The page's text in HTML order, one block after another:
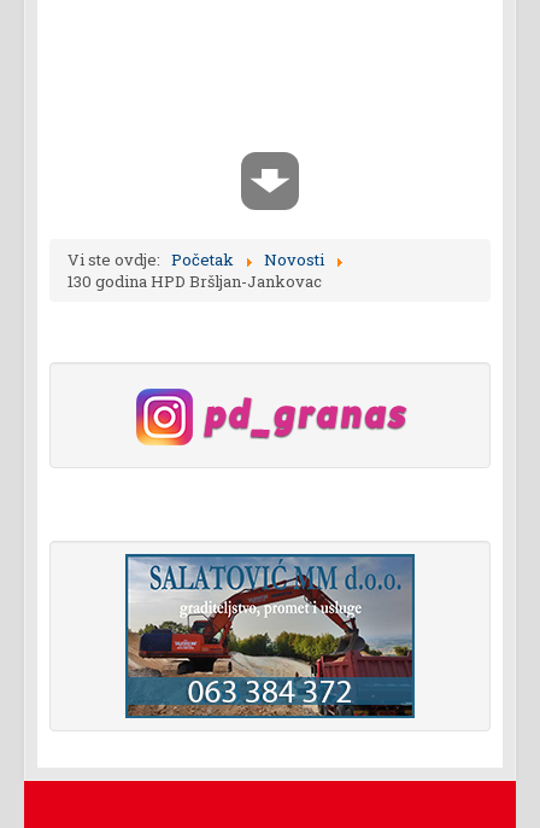
Vi ste ovdje: Početak
Novosti
130 godina HPD Bršljan-Jankovac